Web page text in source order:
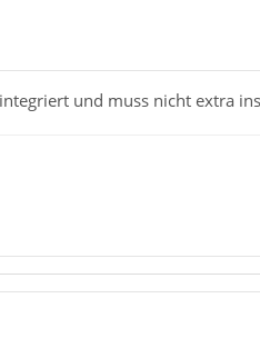
und muss nicht extra